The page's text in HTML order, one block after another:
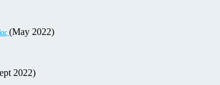
(May 2022)
2022)